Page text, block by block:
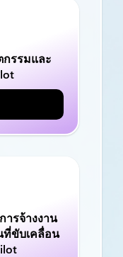
กรรมและ
ารจ้างงาน
ที่ขับเคลื่อน